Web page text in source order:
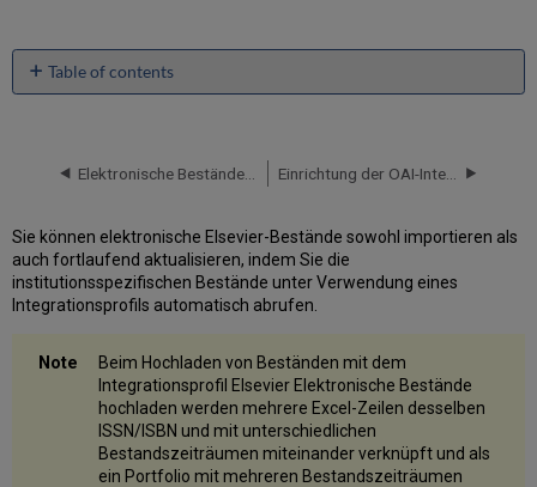
Table of contents
Aktivieren
Elsevier-
Sammlungen
aus
der
Gemeinschaftszone
Erhaltung
bisheriger
Elsevier-
Erwerbungsdetails
Sie können elektronische Elsevier-Bestände sowohl importieren als
auch fortlaufend aktualisieren, indem Sie die
institutionsspezifischen Bestände unter Verwendung eines
Integrationsprofils automatisch abrufen.
Beim Hochladen von Beständen mit dem
Integrationsprofil Elsevier Elektronische Bestände
hochladen werden mehrere Excel-Zeilen desselben
ISSN/ISBN und mit unterschiedlichen
Bestandszeiträumen miteinander verknüpft und als
ein Portfolio mit mehreren Bestandszeiträumen